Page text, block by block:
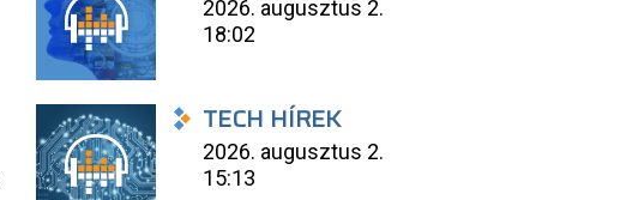
2026. augusztus 2.
18:02
TECH HÍREK
2026. augusztus 2.
15:13